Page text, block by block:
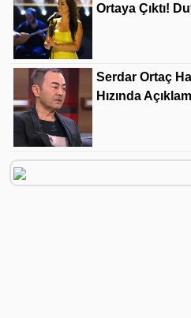
Ortaya Çıktı!
Serdar Ortaç
Hızında